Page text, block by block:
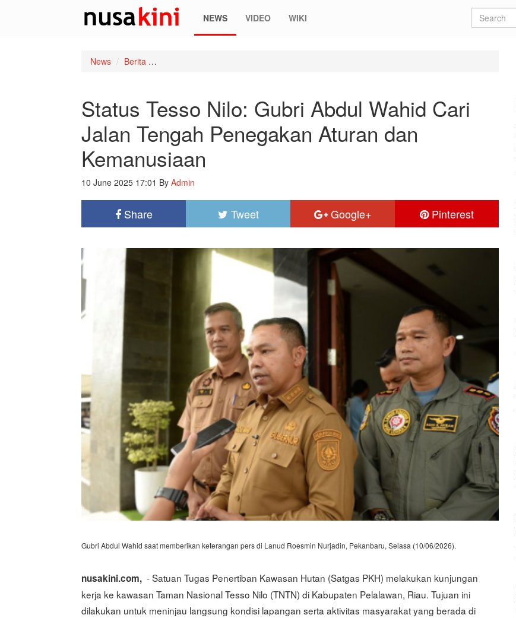
NEWS VIDEO WIKI
News Berita
Status Tesso Nilo: Gubri Abdul Wahid Cari
Jalan Tengah Penegakan Aturan dan
Kemanusiaan
10 June 2025 17:01 By Admin
Share Tweet Google+ Pinterest
Gubri Abdul Wahid saat memberikan keterangan pers di Lanud Roesmin Nurjadin, Pekanbaru, Selasa (10/06/2026).
nusakini.com, - Satuan Tugas Penertiban Kawasan Hutan (Satgas PKH) melakukan kunjungan
kerja ke kawasan Taman Nasional Tesso Nilo (TNTN) di Kabupaten Pelalawan, Riau. Tujuan ini
dilakukan untuk meninjau langsung kondisi lapangan serta aktivitas masyarakat yang berada di